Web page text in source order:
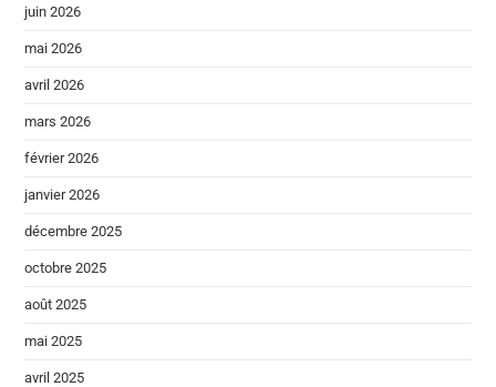
juin 2026
mai 2026
avril 2026
mars 2026
février 2026
janvier 2026
décembre 2025
octobre 2025
août 2025
mai 2025
avril 2025